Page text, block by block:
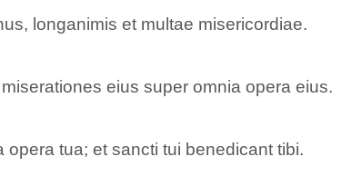
longanimis et multae misericordiae.
eius super omnia opera eius.
tua; et sancti tui benedicant tibi.